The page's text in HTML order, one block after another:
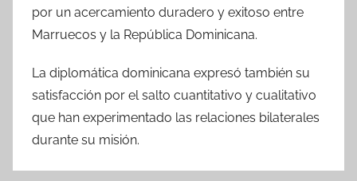
por un acercamiento duradero y exitoso entre
Marruecos y la República Dominicana.
La diplomática dominicana expresó también su
satisfacción por el salto cuantitativo y cualitativo
que han experimentado las relaciones bilaterales
durante su misión.